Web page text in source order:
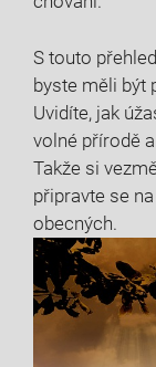
S touto
byste měli být‍
‍Uvidíte, jak​
volné přírodě
Takže si
připravte ⁣se
obecných.